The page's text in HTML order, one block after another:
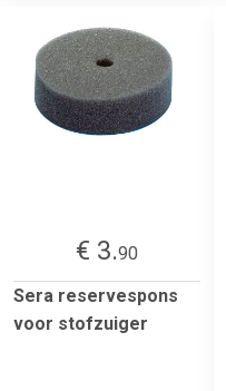
€ 3.90
Sera reservespons
voor stofzuiger